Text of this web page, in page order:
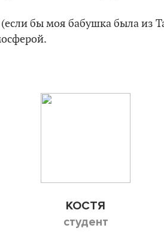
бы моя бабушка была из
КОСТЯ
студент